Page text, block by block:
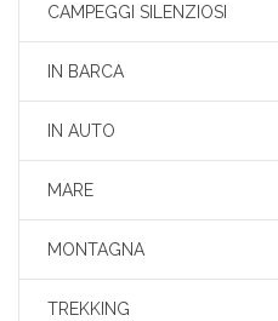
CAMPEGGI SILENZIOSI
IN BARCA
IN AUTO
MARE
MONTAGNA
TREKKING